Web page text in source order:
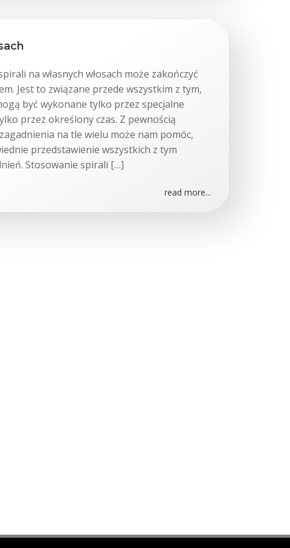
na własnych włosach może zakończyć
Jest to związane przede wszystkim z tym,
być wykonane tylko przez specjalne
przez określony czas. Z pewnością
na tle wielu może nam pomóc,
przedstawienie wszystkich z tym
Stosowanie spirali […]
read more...